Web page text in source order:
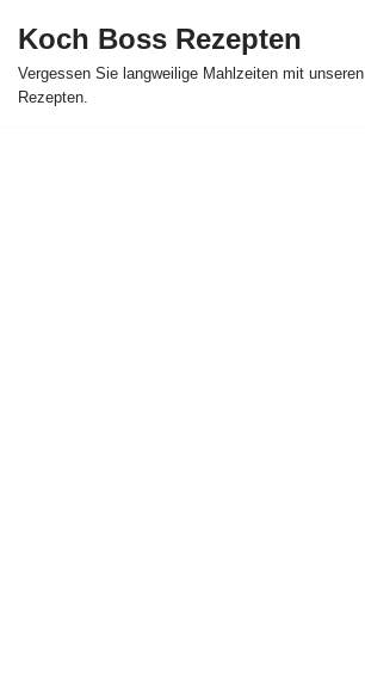
Skip
to
Koch Boss Rezepten
Vergessen Sie langweilige Mahlzeiten mit unseren
Rezepten.